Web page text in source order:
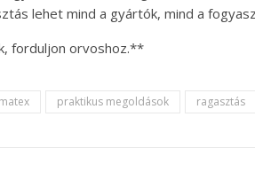
lehet mind a gyártók, mind a
forduljon orvoshoz.**
praktikus megoldások ragasztás